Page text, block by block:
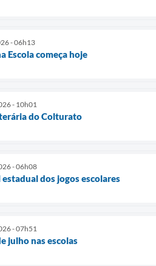
- 06h13
Escola começa hoje
- 10h01
do Colturato
- 06h08
estadual dos jogos escolares
- 07h51
julho nas escolas